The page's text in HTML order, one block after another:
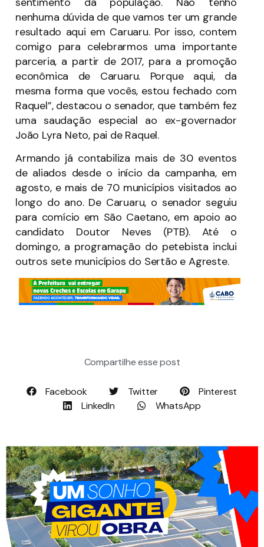
nenhuma dúvida de que vamos ter um grande
resultado aqui em Caruaru. Por isso, contem
comigo para celebrarmos uma importante
parceria, a partir de 2017, para a promoção
econômica de Caruaru. Porque aqui, da
mesma forma que vocês, estou fechado com
Raquel”, destacou o senador, que também fez
uma saudação especial ao ex-governador
João Lyra Neto, pai de Raquel.
Armando já contabiliza mais de 30 eventos
de aliados desde o início da campanha, em
agosto, e mais de 70 municípios visitados ao
longo do ano. De Caruaru, o senador seguiu
para comício em São Caetano, em apoio ao
candidato Doutor Neves (PTB). Até o
domingo, a programação do petebista inclui
outros sete municípios do Sertão e Agreste.
Compartilhe esse post
Facebook Twitter
Pinterest
LinkedIn
WhatsApp